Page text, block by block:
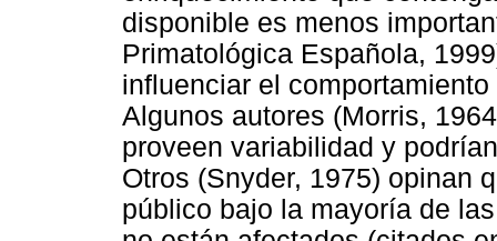
disponible es menos
Primatológica Española,
influenciar el
Algunos autores (Morris,
proveen variabilidad y
Otros (Snyder, 1975) opinan
público bajo la mayoría de